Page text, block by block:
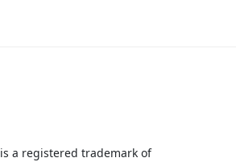
is a registered trademark of